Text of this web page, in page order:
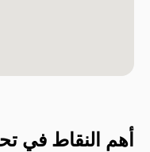
أهم النقاط في